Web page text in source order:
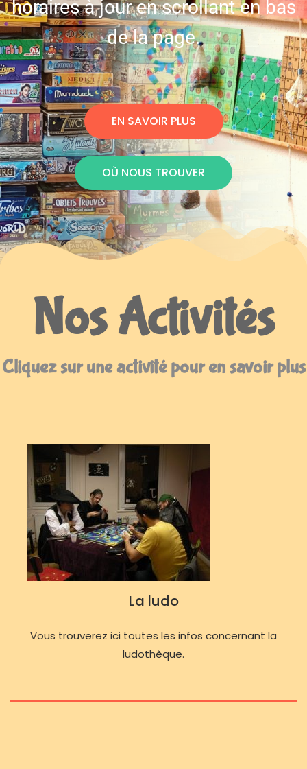
horaires à jour en scrollant en bas
de la page.
EN SAVOIR PLUS
OÙ NOUS TROUVER
Nos Activités
Cliquez sur une activité pour en savoir plus
La ludo
Vous trouverez ici toutes les infos concernant la
ludothèque.